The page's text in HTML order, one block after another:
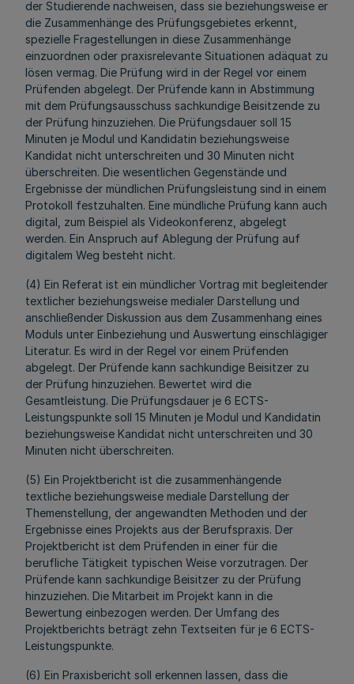
der Studierende nachweisen, dass sie beziehungsweise er
die Zusammenhänge des Prüfungsgebietes erkennt,
spezielle Fragestellungen in diese Zusammenhänge
einzuordnen oder praxisrelevante Situationen adäquat zu
lösen vermag. Die Prüfung wird in der Regel vor einem
Prüfenden abgelegt. Der Prüfende kann in Abstimmung
mit dem Prüfungsausschuss sachkundige Beisitzende zu
der Prüfung hinzuziehen. Die Prüfungsdauer soll 15
Minuten je Modul und Kandidatin beziehungsweise
Kandidat nicht unterschreiten und 30 Minuten nicht
überschreiten. Die wesentlichen Gegenstände und
Ergebnisse der mündlichen Prüfungsleistung sind in einem
Protokoll festzuhalten. Eine mündliche Prüfung kann auch
digital, zum Beispiel als Videokonferenz, abgelegt
werden. Ein Anspruch auf Ablegung der Prüfung auf
digitalem Weg besteht nicht.
(4) Ein Referat ist ein mündlicher Vortrag mit begleitender
textlicher beziehungsweise medialer Darstellung und
anschließender Diskussion aus dem Zusammenhang eines
Moduls unter Einbeziehung und Auswertung einschlägiger
Literatur. Es wird in der Regel vor einem Prüfenden
abgelegt. Der Prüfende kann sachkundige Beisitzer zu
der Prüfung hinzuziehen. Bewertet wird die
Gesamtleistung. Die Prüfungsdauer je 6 ECTS-
Leistungspunkte soll 15 Minuten je Modul und Kandidatin
beziehungsweise Kandidat nicht unterschreiten und 30
Minuten nicht überschreiten.
(5) Ein Projektbericht ist die zusammenhängende
textliche beziehungsweise mediale Darstellung der
Themenstellung, der angewandten Methoden und der
Ergebnisse eines Projekts aus der Berufspraxis. Der
Projektbericht ist dem Prüfenden in einer für die
berufliche Tätigkeit typischen Weise vorzutragen. Der
Prüfende kann sachkundige Beisitzer zu der Prüfung
hinzuziehen. Die Mitarbeit im Projekt kann in die
Bewertung einbezogen werden. Der Umfang des
Projektberichts beträgt zehn Textseiten für je 6 ECTS-
Leistungspunkte.
(6) Ein Praxisbericht soll erkennen lassen, dass die